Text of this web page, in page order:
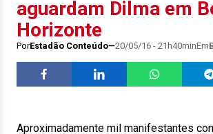
aguardam Dilma em
Horizonte
PorEstadão Conteúdo 20/05/16 - 21h40minEm
Aproximadamente mil manifestantes